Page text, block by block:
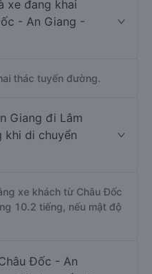
xe đang khai
- An Giang -
thác tuyến đường.
Giang đi Lâm
khi di chuyển
xe khách từ Châu Đốc
10.2 tiếng, nếu mật độ
Đốc - An